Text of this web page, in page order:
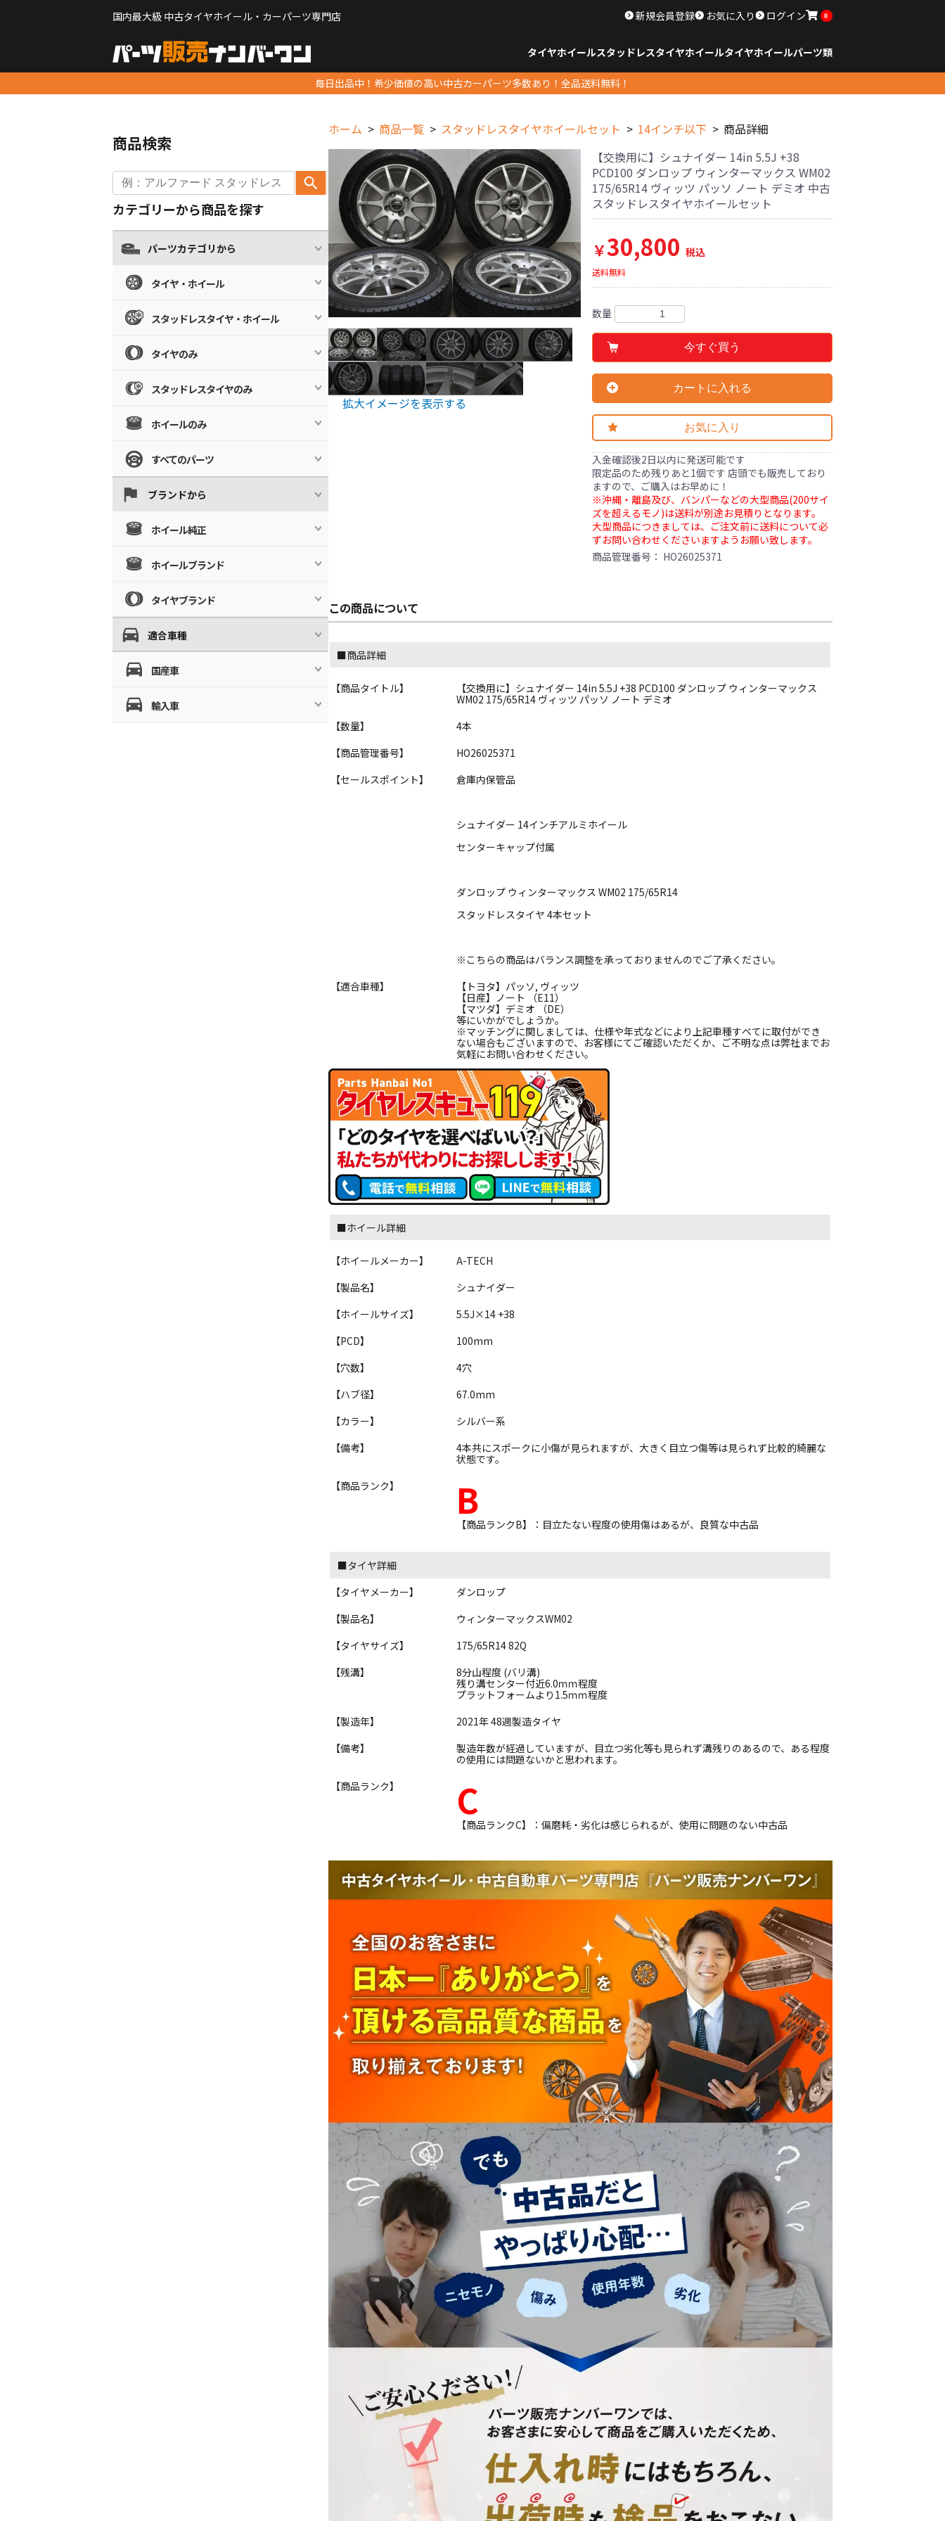
国内最大級 中古タイヤホイール・カーパーツ専門店 新規会員登録 お気に入り ログイン 0
タイヤホイールスタッドレスタイヤホイールタイヤホイールパーツ類
毎日出品中！希少価値の高い中古カーパーツ多数あり！全品送料無料！
ホーム 商品一覧 スタッドレスタイヤホイールセット 14インチ以下 商品詳細
拡大イメージを表示する
【交換用に】シュナイダー 14in 5.5J +38
PCD100 ダンロップ ウィンターマックス WM02
175/65R14 ヴィッツ パッソ ノート デミオ 中古
スタッドレスタイヤホイールセット
￥30,800 税込
送料無料
数量
今すぐ買う
カートに入れる
お気に入り
入金確認後2日以内に発送可能です
限定品のため残りあと1個です 店頭でも販売しており
ますので、ご購入はお早めに！
※沖縄・離島及び、バンパーなどの大型商品(200サイ
ズを超えるモノ)は送料が別途お見積りとなります。
大型商品につきましては、ご注文前に送料について必
ずお問い合わせくださいますようお願い致します。
商品管理番号： HO26025371
この商品について
■商品詳細
【商品タイトル】
【交換用に】シュナイダー 14in 5.5J +38 PCD100 ダンロップ ウィンターマックス
WM02 175/65R14 ヴィッツ パッソ ノート デミオ
【数量】
4本
【商品管理番号】
HO26025371
【セールスポイント】
倉庫内保管品
シュナイダー 14インチアルミホイール
センターキャップ付属
ダンロップ ウィンターマックス WM02 175/65R14
スタッドレスタイヤ 4本セット
※こちらの商品はバランス調整を承っておりませんのでご了承ください。
【適合車種】
【トヨタ】パッソ, ヴィッツ
【日産】ノート （E11）
【マツダ】デミオ （DE）
等にいかがでしょうか。
※マッチングに関しましては、仕様や年式などにより上記車種すべてに取付ができ
ない場合もございますので、お客様にてご確認いただくか、ご不明な点は弊社までお
気軽にお問い合わせください。
■ホイール詳細
【ホイールメーカー】
A-TECH
【製品名】
シュナイダー
【ホイールサイズ】
5.5J×14 +38
【PCD】
100mm
【穴数】
4穴
【ハブ径】
67.0mm
【カラー】
シルバー系
【備考】
4本共にスポークに小傷が見られますが、大きく目立つ傷等は見られず比較的綺麗な
状態です。
【商品ランク】
B
【商品ランクB】：目立たない程度の使用傷はあるが、良質な中古品
■タイヤ詳細
【タイヤメーカー】
ダンロップ
【製品名】
ウィンターマックスWM02
【タイヤサイズ】
175/65R14 82Q
【残溝】
8分山程度 (バリ溝)
残り溝センター付近6.0ｍｍ程度
プラットフォームより1.5ｍｍ程度
【製造年】
2021年 48週製造タイヤ
【備考】
製造年数が経過していますが、目立つ劣化等も見られず溝残りのあるので、ある程度
の使用には問題ないかと思われます。
【商品ランク】
C
【商品ランクC】：偏磨耗・劣化は感じられるが、使用に問題のない中古品
商品検索
カテゴリーから商品を探す
パーツカテゴリから
タイヤ・ホイール
スタッドレスタイヤ・ホイール
タイヤのみ
スタッドレスタイヤのみ
ホイールのみ
すべてのパーツ
ブランドから
ホイール純正
ホイールブランド
タイヤブランド
適合車種
国産車
輸入車